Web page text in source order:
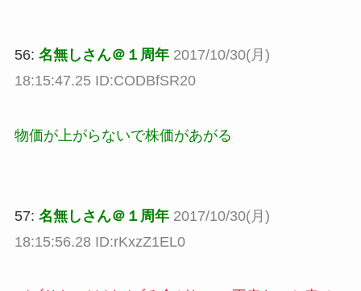
56: 名無しさん＠１周年 2017/10/30(月)
18:15:47.25 ID:CODBfSR20
物価が上がらないで株価があがる
57: 名無しさん＠１周年 2017/10/30(月)
18:15:56.28 ID:rKxzZ1EL0